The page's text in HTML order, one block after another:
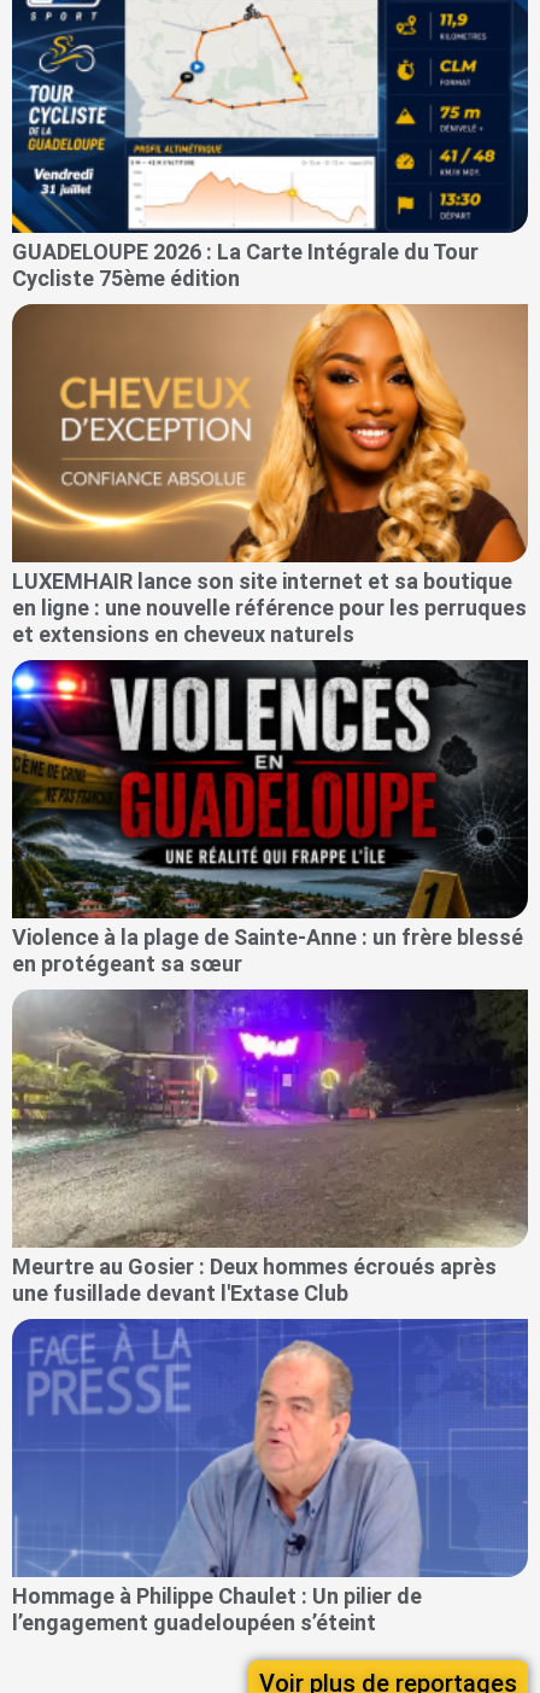
GUADELOUPE 2026 : La Carte Intégrale du Tour
Cycliste 75ème édition
LUXEMHAIR lance son site internet et sa boutique
en ligne : une nouvelle référence pour les perruques
et extensions en cheveux naturels
Violence à la plage de Sainte-Anne : un frère blessé
en protégeant sa sœur
Meurtre au Gosier : Deux hommes écroués après
une fusillade devant l'Extase Club
Hommage à Philippe Chaulet : Un pilier de
l’engagement guadeloupéen s’éteint
Voir plus de reportages